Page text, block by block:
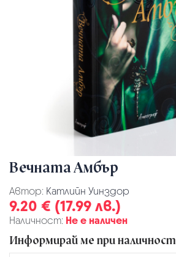
Вечната Амбър
Автор: Катлийн Уинздор
9.20 € (17.99 лв.)
Наличност: Не е наличен
Информирай ме при наличност